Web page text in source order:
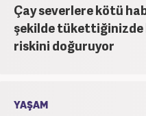
Çay severlere kötü
şekilde tükettiğinizde
riskini doğuruyor
YAŞAM